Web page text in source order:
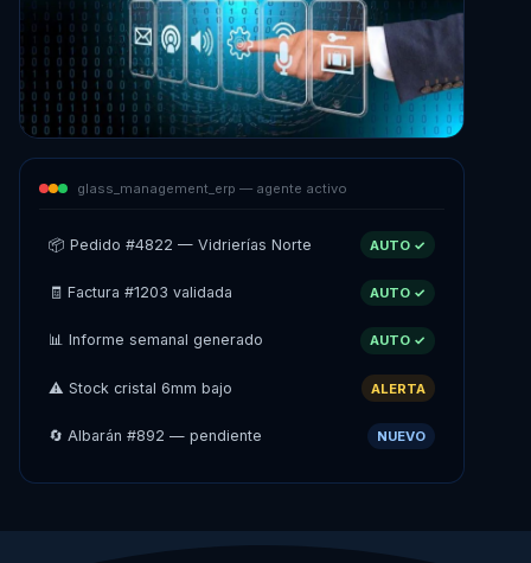
glass_management_erp — agente activo
🧾 Factura #1204 enviada a cliente AUTO ✓
🧾 Factura #1203 validada AUTO ✓
📊 Informe semanal generado AUTO ✓
⚠️ Stock cristal 6mm bajo ALERTA
🔄 Albarán #892 — pendiente NUEVO